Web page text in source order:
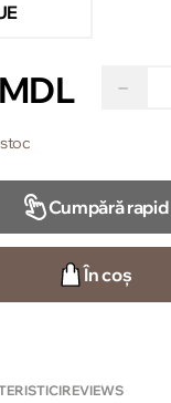
−
Cumpără rapid
În coș
REVIEWS